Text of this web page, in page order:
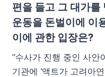
편을 들고 그 대가를
운동을 돈벌이에 이
이에 관한 입장은?
“수사가 진행 중인 사안
기관에 ‘액트가 고려아